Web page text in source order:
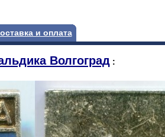
и оплата
Волгоград: